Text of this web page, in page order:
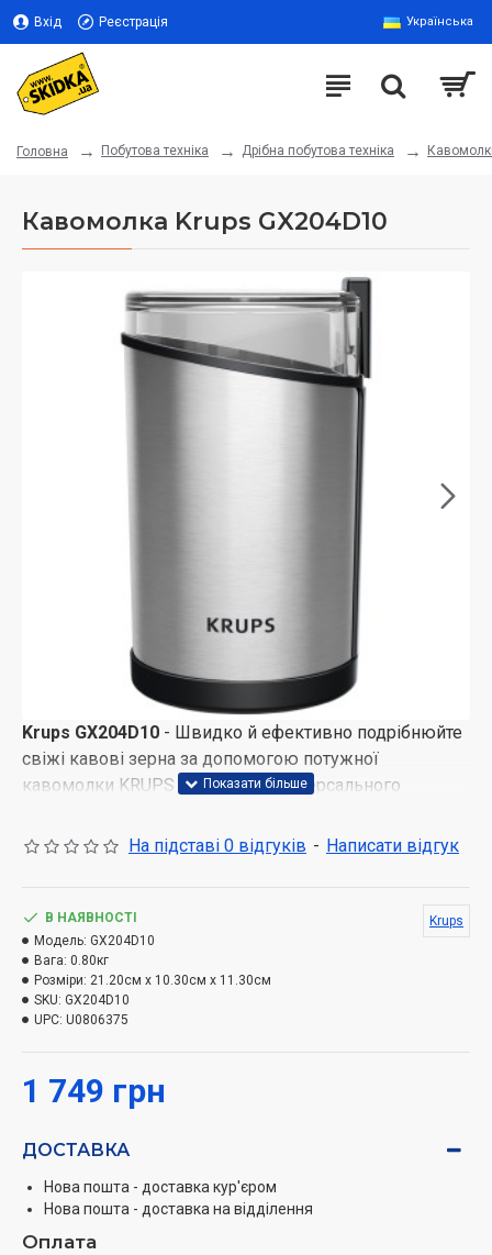
Вхід Реєстрація Українська
Головна Побутова техніка Дрібна побутова техніка
Кавомолка Krups GX204D10
Krups GX204D10 - Швидко й ефективно подрібнюйте
свіжі кавові зерна за допомогою потужної
кавомолки KRUPS Fast-Touch, універсального
подрібнення горіхів, насіння, трав і спецій. Ця
будь-якої кухні.
Налаштування помелу за допомогою простої
кнопки в один дотик
Досягніть ідеального помелу для будь-якого
отримання ідеальних результатів різноманітних
Велика ємність подрібнення
Ідеальна кавомолка для будь-якого випадку з
великою ємністю до 85 г зерен для 12 чашок кави,
ідеальна як для щоденного використання, так і для
На підставі 0 відгуків - Написати відгук
1 749 грн
В НАЯВНОСТІ
Модель: GX204D10
Вага: 0.80кг
Розміри: 21.20см x 10.30см x 11.30см
SKU: GX204D10
UPC: U0806375
Krups
ДОСТАВКА
Нова пошта - доставка кур'єром
Нова пошта - доставка на відділення
Оплата